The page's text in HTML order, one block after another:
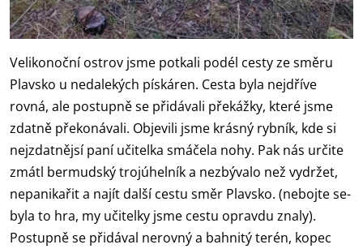
Velikonoční ostrov jsme potkali podél cesty ze směru
Plavsko u nedalekých pískáren. Cesta byla nejdříve
rovná, ale postupně se přidávali překážky, které jsme
zdatně překonávali. Objevili jsme krásný rybník, kde si
nejzdatnějsí paní učitelka smáčela nohy. Pak nás určite
zmátl bermudský trojúhelník a nezbývalo než vydržet,
nepanikařit a najít další cestu směr Plavsko. (nebojte se-
byla to hra, my učitelky jsme cestu opravdu znaly).
Postupně se přidával nerovný a bahnitý terén, kopec